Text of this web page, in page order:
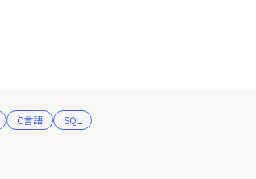
インデックス400（東証が選んだ投資家
ており、財務基盤は極めて健全です（
C言語 SQL